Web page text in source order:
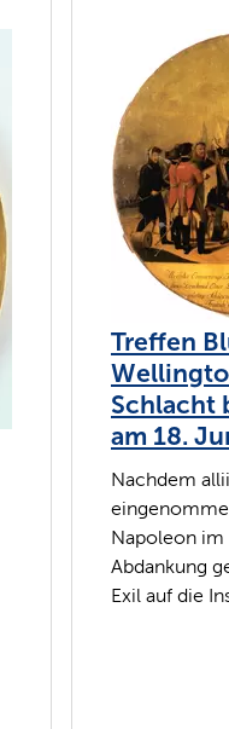
Treffen
Schlacht
am 18.
Nachdem
Napoleon im
Abdankung
Exil auf die